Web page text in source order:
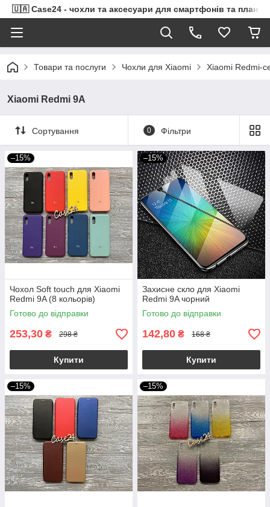
🇺🇦 Case24 - чохли та аксесуари для смартфонів та
Товари та послуги Чохли для Xiaomi Xiaomi Redmi-
Xiaomi Redmi 9A
Сортування 0 Фільтри
–15%
Чохол Soft touch для Xiaomi
Redmi 9A (8 кольорів)
Готово до відправки
253,30 ₴ 298 ₴
Купити
–15%
Захисне скло для Xiaomi
Redmi 9A чорний
Готово до відправки
142,80 ₴ 168 ₴
Купити
–15% –15%